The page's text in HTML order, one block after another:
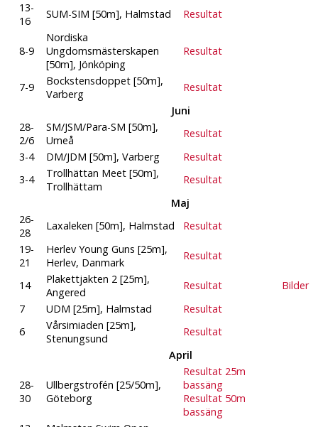
13-
16
SUM-SIM [50m], Halmstad Resultat
8-9
Nordiska
Ungdomsmästerskapen
[50m], Jönköping
Resultat
7-9
Bockstensdoppet [50m],
Varberg
Resultat
Juni
28-
2/6
SM/JSM/Para-SM [50m],
Umeå
Resultat
3-4
DM/JDM [50m], Varberg
Resultat
3-4
Trollhättan Meet [50m],
Trollhättam
Resultat
Maj
26-
28
Laxaleken [50m], Halmstad
Resultat
19-
21
Herlev Young Guns [25m],
Herlev, Danmark
Resultat
14
Plakettjakten 2 [25m],
Angered
Resultat
Bilder
7
UDM [25m], Halmstad
Resultat
6
Vårsimiaden [25m],
Stenungsund
Resultat
April
28-
30
Ullbergstrofén [25/50m],
Göteborg
Resultat 25m
bassäng
Resultat 50m
bassäng